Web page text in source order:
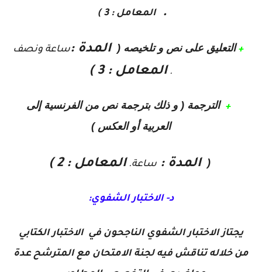
.
المعامل : 3 )
+التعليق على نص و تلخيصه ( المدة :ساعة ونصف
.المعامل : 3 )
+ الترجمة ( و ذلك بترجمة نص من الفرنسية إلى
العربية أو العكس )
( المدة :ساعة.المعامل : 2 )
د- الاختبار الشفوي:
يجتاز الاختبار الشفوي الناجحون في الاختبار الكتابي
من خلاله تناقش فيه لجنة الامتحان مع المترشح عدة